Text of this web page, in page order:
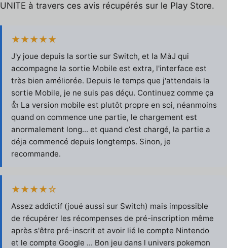
UNITE à travers ces avis récupérés sur le Play Store.
★★★★★
J'y joue depuis la sortie sur Switch, et la MàJ qui
accompagne la sortie Mobile est extra, l'interface est
très bien améliorée. Depuis le temps que j'attendais la
sortie Mobile, je ne suis pas déçu. Continuez comme ça
👍 La version mobile est plutôt propre en soi, néanmoins
quand on commence une partie, le chargement est
anormalement long... et quand c’est chargé, la partie a
déja commencé depuis longtemps. Sinon, je
recommande.
★★★★☆
Assez addictif (joué aussi sur Switch) mais impossible
de récupérer les récompenses de pré-inscription même
après s'être pré-inscrit et avoir lié le compte Nintendo
et le compte Google ... Bon jeu dans l univers pokemon